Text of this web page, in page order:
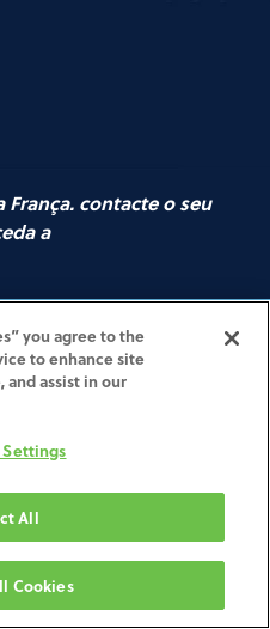
contacte o seu
a
a
you agree to the
to enhance site
and assist in our
All
Cookies